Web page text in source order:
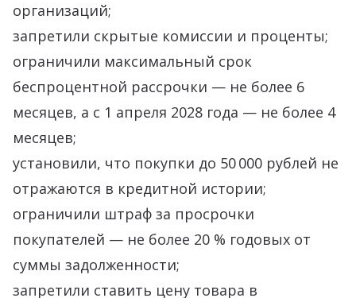
организаций;
запретили скрытые комиссии и проценты;
ограничили максимальный срок
беспроцентной рассрочки — не более 6
месяцев, а с 1 апреля 2028 года — не более 4
месяцев;
установили, что покупки до 50 000 рублей не
отражаются в кредитной истории;
ограничили штраф за просрочки
покупателей — не более 20 % годовых от
суммы задолженности;
запретили ставить цену товара в